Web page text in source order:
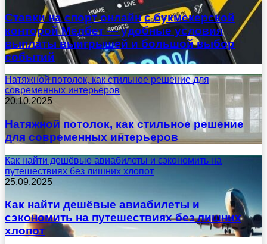
Ставки на спорт онлайн с букмекерской
конторой Мелбет — удобные условия
выплаты выигрышей и большой выбор
событий
Натяжной потолок, как стильное решение для
современных интерьеров
20.10.2025
Натяжной потолок, как стильное решение
для современных интерьеров
Как найти дешёвые авиабилеты и сэкономить на
путешествиях без лишних хлопот
25.09.2025
Как найти дешёвые авиабилеты и
сэкономить на путешествиях без лишних
хлопот